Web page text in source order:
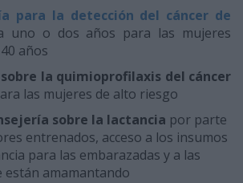
para la detección del cáncer de
uno o dos años para las mujeres
años
la quimioprofilaxis del cáncer
las mujeres de alto riesgo
sobre la lactancia por parte
entrenados, acceso a los insumos
para las embarazadas y a las
están amamantando